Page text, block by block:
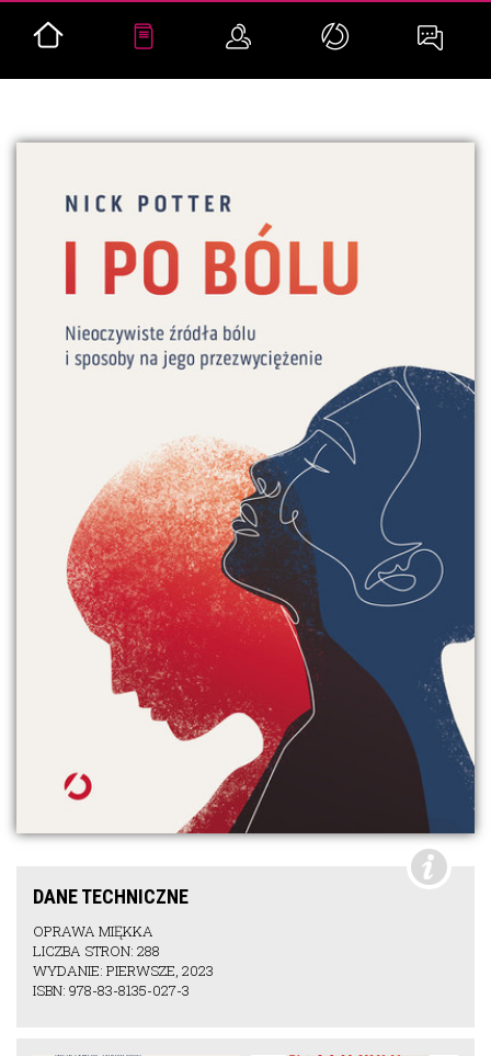
DANE TECHNICZNE
OPRAWA MIĘKKA
LICZBA STRON: 288
WYDANIE: PIERWSZE, 2023
ISBN: 978-83-8135-027-3